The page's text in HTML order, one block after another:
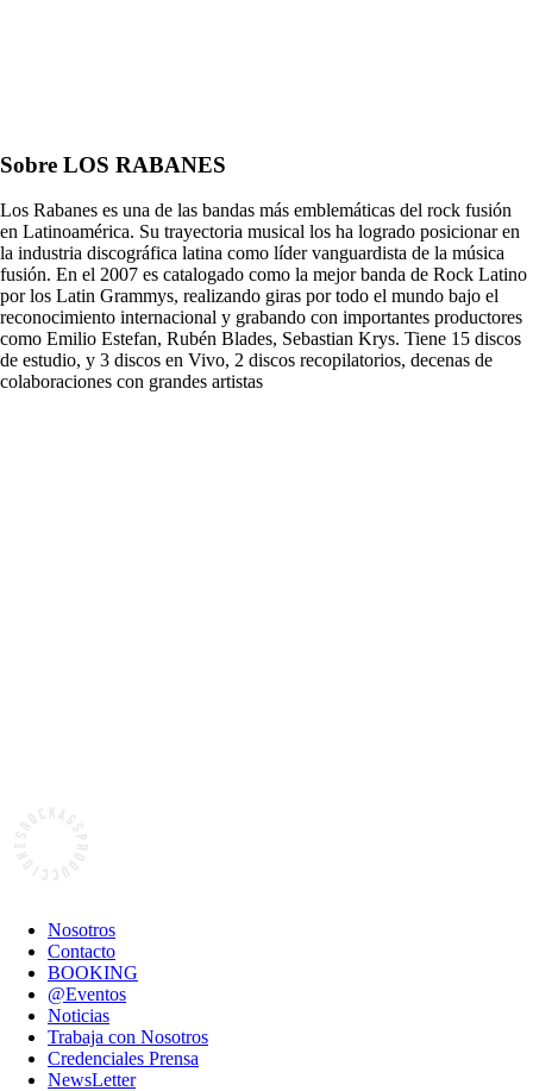
Sobre LOS RABANES
Los Rabanes es una de las bandas más emblemáticas del rock fusión
en Latinoamérica. Su trayectoria musical los ha logrado posicionar en
la industria discográfica latina como líder vanguardista de la música
fusión. En el 2007 es catalogado como la mejor banda de Rock Latino
por los Latin Grammys, realizando giras por todo el mundo bajo el
reconocimiento internacional y grabando con importantes productores
como Emilio Estefan, Rubén Blades, Sebastian Krys. Tiene 15 discos
de estudio, y 3 discos en Vivo, 2 discos recopilatorios, decenas de
colaboraciones con grandes artistas
Nosotros
Contacto
BOOKING
@Eventos
Noticias
Trabaja con Nosotros
Credenciales Prensa
NewsLetter